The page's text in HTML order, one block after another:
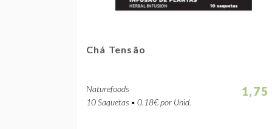
Chá Tensão
Naturefoods
10 Saquetas • 0.18€ por Unid.
1,75